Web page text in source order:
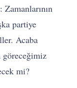
partiye
Acaba
göreceğimiz
mi?